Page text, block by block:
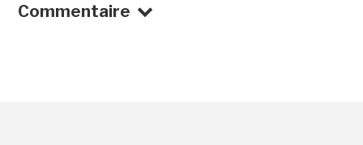
Commentaire